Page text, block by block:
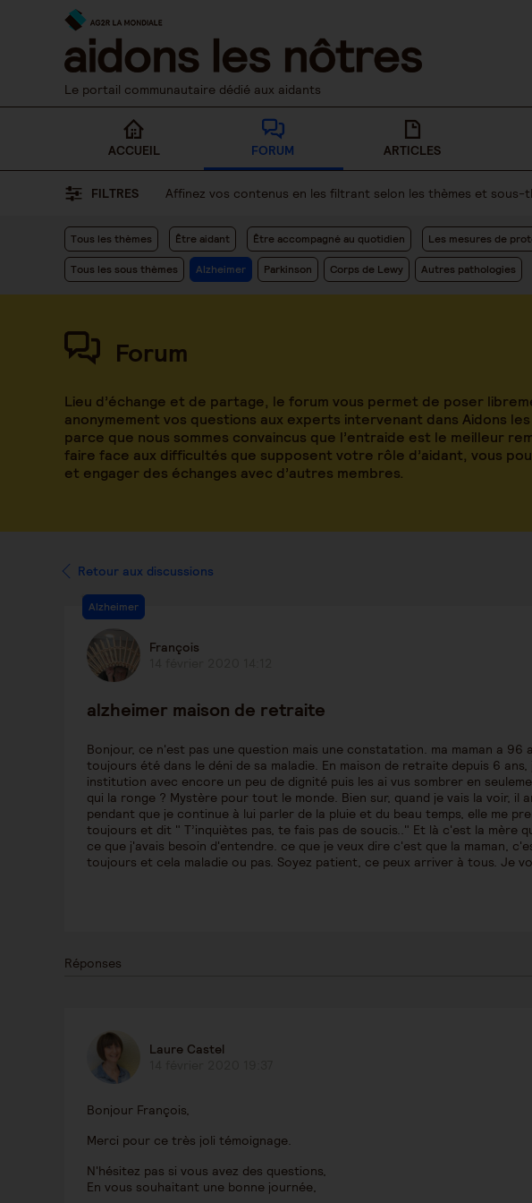
Le portail communautaire dédié aux aidants
ACCUEIL FORUM ARTICLES
FILTRES Affinez vos contenus en les filtrant selon les thèmes et sous-
Tous les thèmes Être aidant Être accompagné au quotidien Les mesures de
Tous les sous thèmes Alzheimer Parkinson Corps de Lewy Autres pathologies
Forum
Lieu d’échange et de partage, le forum vous permet de poser
anonymement vos questions aux experts intervenant dans Aidons
parce que nous sommes convaincus que l’entraide est le meilleur
faire face aux difficultés que supposent votre rôle d’aidant, vous
et engager des échanges avec d’autres membres.
Retour aux discussions
Alzheimer
François
alzheimer maison de retraite
Bonjour, ce n'est pas une question mais une constatation. ma maman a
toujours été dans le déni de sa maladie. En maison de retraite depuis 6
institution avec encore un peu de dignité puis les ai vus sombrer en
qui la ronge ? Mystère pour tout le monde. Bien sur, quand je vais la voir, il
pendant que je continue à lui parler de la pluie et du beau temps, elle me
toujours et dit " T’inquiètes pas, te fais pas de soucis.." Et là c'est la mère
ce que j'avais besoin d'entendre. ce que je veux dire c'est que la maman,
toujours et cela maladie ou pas. Soyez patient, ce peux arriver à tous. Je
Réponses
Laure Castel
Bonjour François,
Merci pour ce très joli témoignage.
N'hésitez pas si vous avez des questions,
En vous souhaitant une bonne journée,